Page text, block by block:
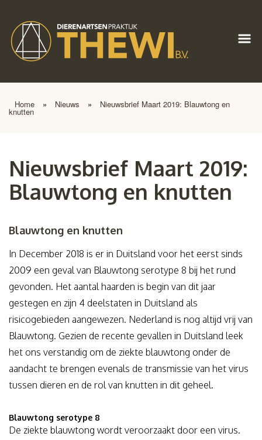
Home » Nieuws » Nieuwsbrief Maart 2019: Blauwtong en
knutten
Nieuwsbrief Maart 2019:
Blauwtong en knutten
Blauwtong en knutten
In December 2018 is er in Duitsland voor het eerst sinds
2009 een geval van Blauwtong serotype 8 bij het rund
gevonden. Het aantal haarden is begin van dit jaar
gestegen en zijn 4 deelstaten in Duitsland als
risicogebieden aangewezen. Nederland is nog altijd vrij van
Blauwtong. Gezien de recente gevallen in Duitsland leek
het ons verstandig om de ziekte blauwtong onder de
aandacht te brengen evenals de transmissie van het virus
tussen dieren en de rol van knutten in dit geheel.
Blauwtong serotype 8
De ziekte blauwtong wordt veroorzaakt door een virus.